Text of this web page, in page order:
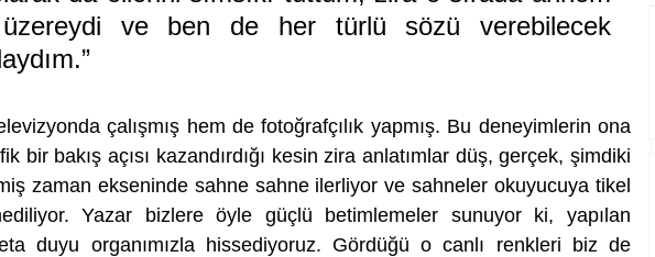
ve ben de her türlü sözü verebilecek
çalışmış hem de fotoğrafçılık yapmış. Bu deneyimlerin ona
bir bakış açısı kazandırdığı kesin zira anlatımlar düş, gerçek, şimdiki
zaman ekseninde sahne sahne ilerliyor ve sahneler okuyucuya tikel
Yazar bizlere öyle güçlü betimlemeler sunuyor ki, yapılan
duyu organımızla hissediyoruz. Gördüğü o canlı renkleri biz de